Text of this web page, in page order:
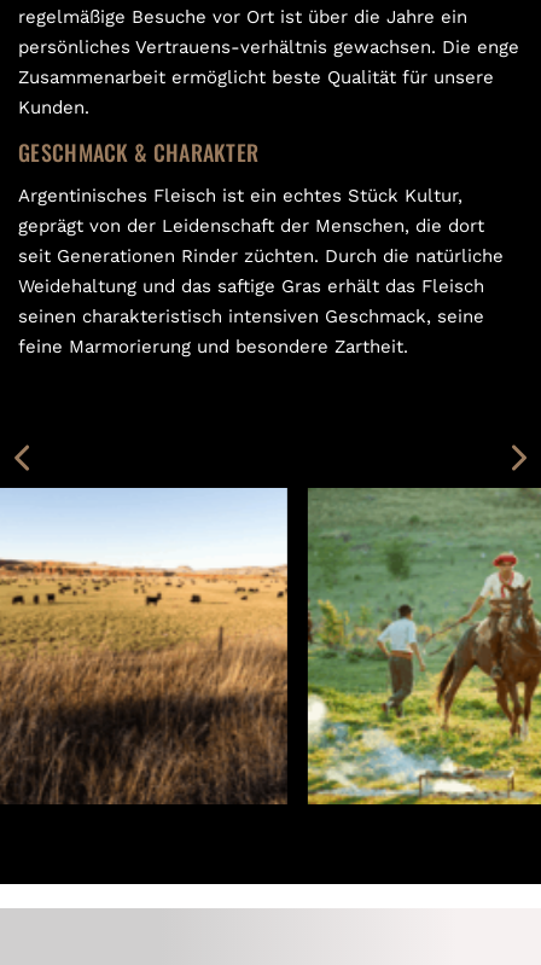
regelmäßige Besuche vor Ort ist über die Jahre ein
persönliches Vertrauens-verhältnis gewachsen. Die enge
Zusammenarbeit ermöglicht beste Qualität für unsere
Kunden.
GESCHMACK & CHARAKTER
Argentinisches Fleisch ist ein echtes Stück Kultur,
geprägt von der Leidenschaft der Menschen, die dort
seit Generationen Rinder züchten. Durch die natürliche
Weidehaltung und das saftige Gras erhält das Fleisch
seinen charakteristisch intensiven Geschmack, seine
feine Marmorierung und besondere Zartheit.